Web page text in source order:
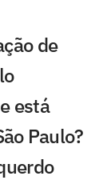
de
está
Paulo?